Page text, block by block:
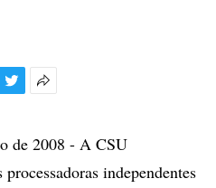
compartilhamento
de 2008 - A CSU
independentes